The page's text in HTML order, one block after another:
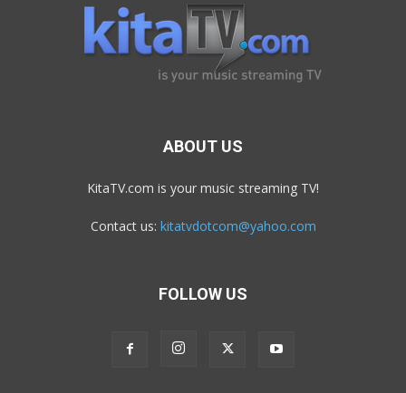
ABOUT US
KitaTV.com is your music streaming TV!
Contact us: kitatvdotcom@yahoo.com
FOLLOW US